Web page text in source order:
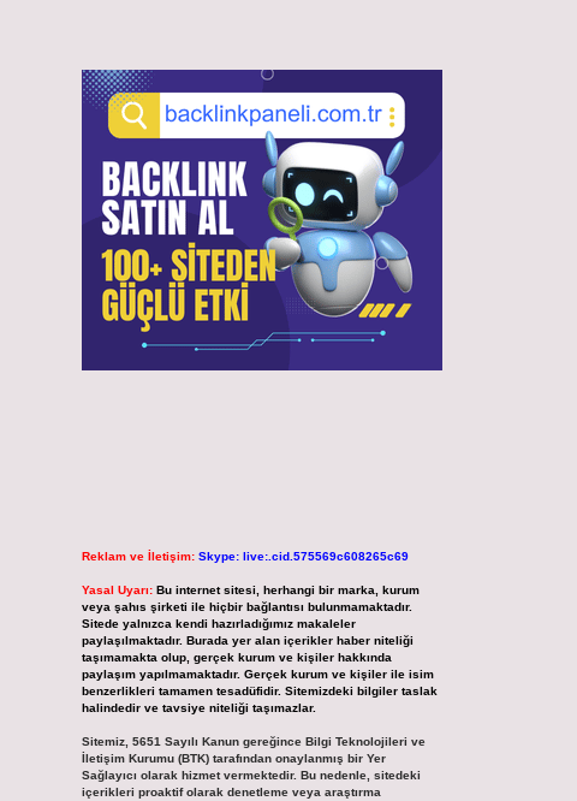
Reklam ve İletişim: Skype: live:.cid.575569c608265c69
Yasal Uyarı: Bu internet sitesi, herhangi bir marka, kurum
veya şahıs şirketi ile hiçbir bağlantısı bulunmamaktadır.
Sitede yalnızca kendi hazırladığımız makaleler
paylaşılmaktadır. Burada yer alan içerikler haber niteliği
taşımamakta olup, gerçek kurum ve kişiler hakkında
paylaşım yapılmamaktadır. Gerçek kurum ve kişiler ile isim
benzerlikleri tamamen tesadüfidir. Sitemizdeki bilgiler taslak
halindedir ve tavsiye niteliği taşımazlar.
Sitemiz, 5651 Sayılı Kanun gereğince Bilgi Teknolojileri ve
İletişim Kurumu (BTK) tarafından onaylanmış bir Yer
Sağlayıcı olarak hizmet vermektedir. Bu nedenle, sitedeki
içerikleri proaktif olarak denetleme veya araştırma